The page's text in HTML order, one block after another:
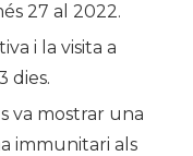
27 al 2022.
i la visita a
dies.
va mostrar una
immunitari als